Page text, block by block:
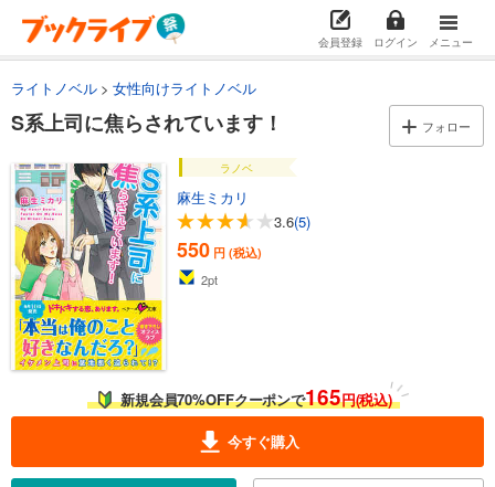
会員登録 ログイン メニュー
ライトノベル 女性向けライトノベル
S系上司に焦らされています！ フォロー
ラノベ
麻生ミカリ
3.6(5)
550 円 (税込)
2pt
新規会員70%OFFクーポンで165円(税込)
今すぐ購入